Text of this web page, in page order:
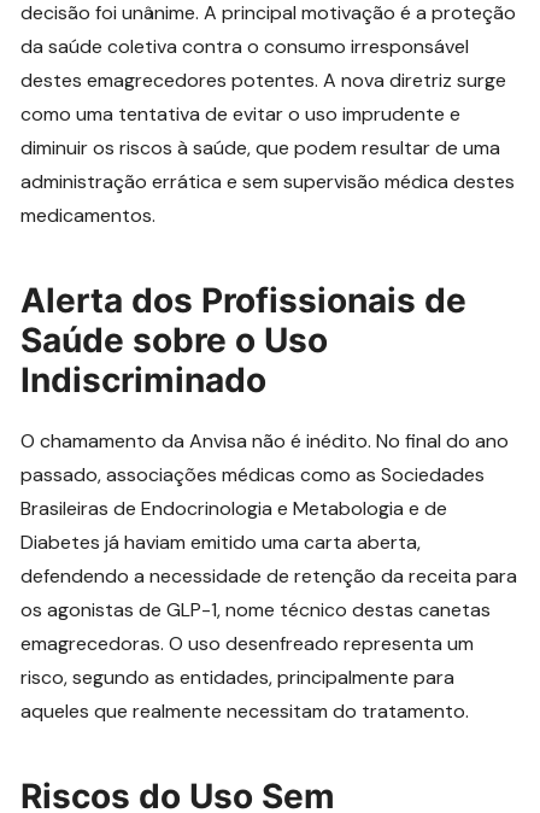
decisão foi unânime. A principal motivação é a proteção
da saúde coletiva contra o consumo irresponsável
destes emagrecedores potentes. A nova diretriz surge
como uma tentativa de evitar o uso imprudente e
diminuir os riscos à saúde, que podem resultar de uma
administração errática e sem supervisão médica destes
medicamentos.
Alerta dos Profissionais de
Saúde sobre o Uso
Indiscriminado
O chamamento da Anvisa não é inédito. No final do ano
passado, associações médicas como as Sociedades
Brasileiras de Endocrinologia e Metabologia e de
Diabetes já haviam emitido uma carta aberta,
defendendo a necessidade de retenção da receita para
os agonistas de GLP-1, nome técnico destas canetas
emagrecedoras. O uso desenfreado representa um
risco, segundo as entidades, principalmente para
aqueles que realmente necessitam do tratamento.
Riscos do Uso Sem